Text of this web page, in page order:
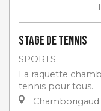
Stage de tennis
SPORTS
La raquette
tennis pour tous.
Chamborigaud